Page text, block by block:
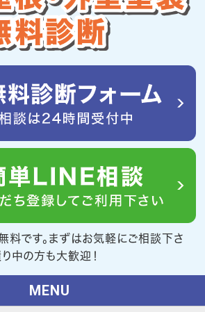
料です。まずはお気軽にご相談下さ
中の方も大歓迎！
MENU